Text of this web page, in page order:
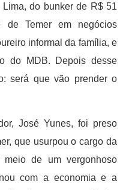
do bunker de R$ 51
de Temer em negócios
informal da família, e
do MDB. Depois desse
será que vão prender o
José Yunes, foi preso
que usurpou o cargo da
meio de um vergonhoso
com a economia e a